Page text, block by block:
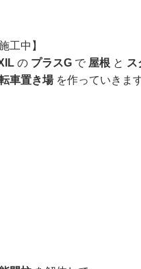
施工中】
の プラスG で 屋根 と ス
車置き場 を作っていきます